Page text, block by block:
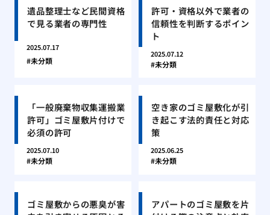
遺品整理士など民間資格
で見る業者の専門性
2025.07.17
未分類
許可・資格以外で業者の
信頼性を判断するポイン
ト
2025.07.12
未分類
「一般廃棄物収集運搬業
許可」ゴミ屋敷片付けで
必須の許可
2025.07.10
未分類
空き家のゴミ屋敷化が引
き起こす法的責任と対応
策
2025.06.25
未分類
ゴミ屋敷からの悪臭が害
アパートのゴミ屋敷を片